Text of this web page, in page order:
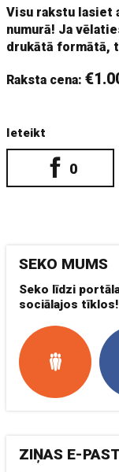
Visu rakstu lasiet
numurā! Ja
drukātā formātā,
Raksta cena:
Ieteikt
0
SEKO MUMS
Seko līdzi
sociālajos tīklos!
ZIŅAS E-